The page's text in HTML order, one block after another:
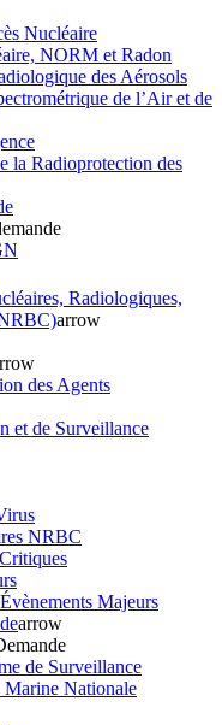
Nucléaire
NORM et Radon
des Aérosols
de l’Air et de
la Radioprotection des
Radiologiques,
arrow
des Agents
et de Surveillance
NRBC
Majeurs
arrow
de Surveillance
Marine Nationale